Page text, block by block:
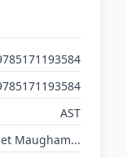
AST
Maugham...